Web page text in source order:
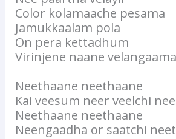
Color kolamaache pesama
Jamukkaalam pola
On pera kettadhum
Virinjene naane velangaama
Neethaane neethaane
Kai veesum neer veelchi
Neethaane neethaane
Neengaadha or saatchi